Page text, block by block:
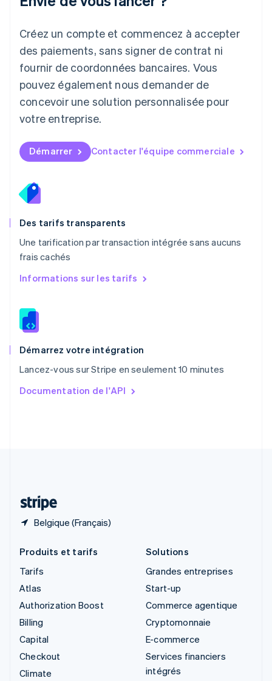
Créez un compte et commencez à accepter
des paiements, sans signer de contrat ni
fournir de coordonnées bancaires. Vous
pouvez également nous demander de
concevoir une solution personnalisée pour
votre entreprise.
Démarrer Contacter l'équipe commerciale
Des tarifs transparents
Une tarification par transaction intégrée sans aucuns
frais cachés
Informations sur les tarifs
Démarrez votre intégration
Lancez-vous sur Stripe en seulement 10 minutes
Documentation de l'API
Belgique (Français)
Luxembourg
FrançaisDeutsch English
Malaisie
English 简体中文
Malte
English
EspañolEnglish
English
Nouvelle-Zélande
Pays-Bas
Nederlands
English
PortuguêsEnglish
R.A.S. de Hong Kong, Chine
English
Roumanie
Royaume-Uni
English
English简体中文
English
Produits et tarifs
Tarifs
Atlas
Authorization Boost
Billing
Capital
Checkout
Climate
Solutions
Grandes entreprises
Start-up
Commerce agentique
Cryptomonnaie
E-commerce
Services financiers
intégrés